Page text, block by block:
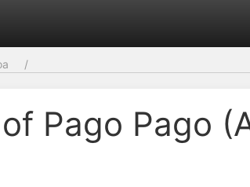
Pago Pago